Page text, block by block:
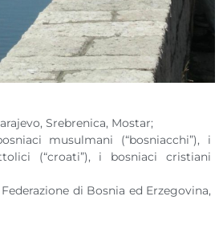
Srebrenica, Mostar;
musulmani (“bosniacchi”), i
(“croati”), i bosniaci cristiani
di Bosnia ed Erzegovina,